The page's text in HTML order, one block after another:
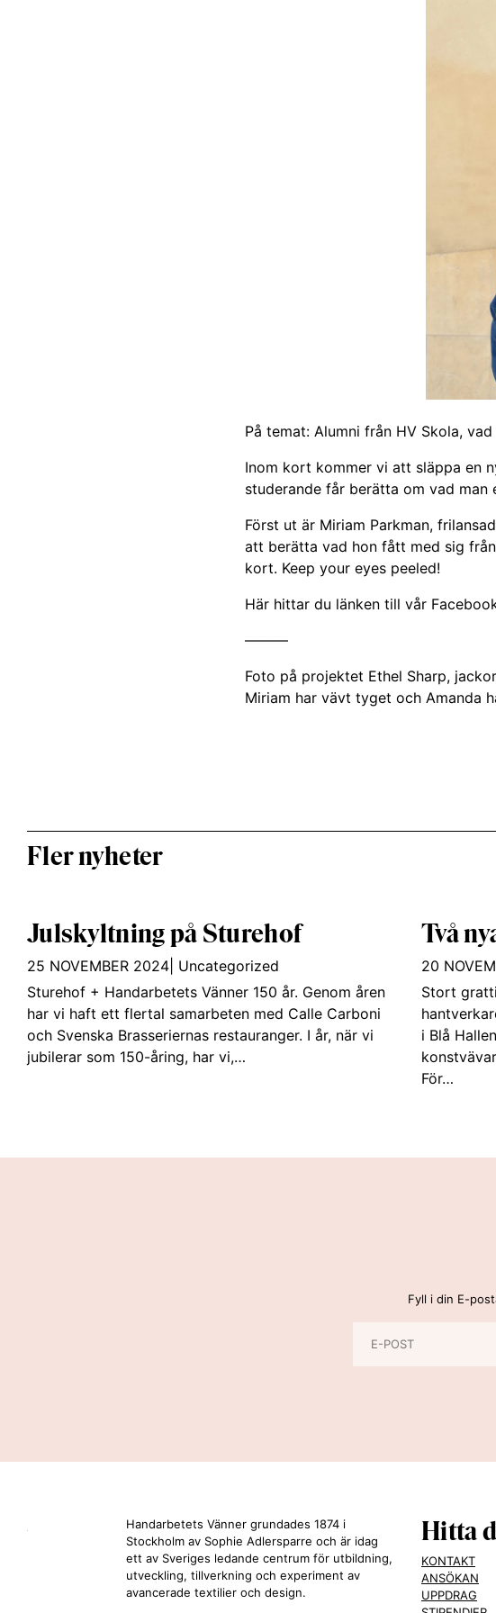
På temat: Alumni från HV Skola,
Inom kort kommer vi att släppa en
studerande får berätta om vad man
Först ut är Miriam Parkman,
att berätta vad hon fått med sig
kort. Keep your eyes peeled!
Här hittar du länken till vår
———
Foto på projektet Ethel Sharp,
Miriam har vävt tyget och Amanda
Fler nyheter
Julskyltning på Sturehof
25 NOVEMBER 2024 Uncategorized
Sturehof + Handarbetets Vänner 150 år. Genom åren
har vi haft ett flertal samarbeten med Calle Carboni
och Svenska Brasseriernas restauranger. I år, när vi
jubilerar som 150-åring, har vi,…
Två
20
Stort
i Blå
För…
Fyll i din E-
Handarbetets Vänner grundades 1874 i
Stockholm av Sophie Adlersparre och är idag
ett av Sveriges ledande centrum för utbildning,
utveckling, tillverkning och experiment av
avancerade textilier och design.
Hitta
KONTAKT
ANSÖKAN
UPPDRAG